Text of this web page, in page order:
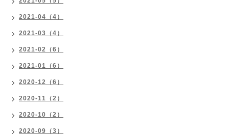
2021-04（4）
2021-03（4）
2021-02（6）
2021-01（6）
2020-12（6）
2020-11（2）
2020-10（2）
2020-09（3）